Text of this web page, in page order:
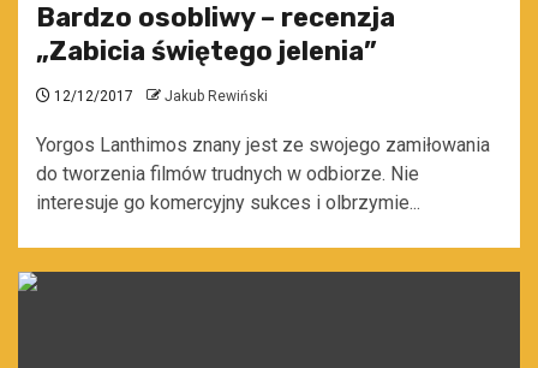
Bardzo osobliwy – recenzja
„Zabicia świętego jelenia”
12/12/2017 Jakub Rewiński
Yorgos Lanthimos znany jest ze swojego zamiłowania
do tworzenia filmów trudnych w odbiorze. Nie
interesuje go komercyjny sukces i olbrzymie...